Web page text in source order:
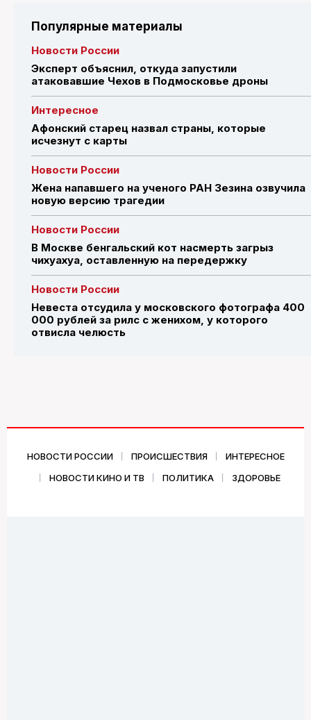
Популярные материалы
Новости России
Эксперт объяснил, откуда запустили
атаковавшие Чехов в Подмосковье дроны
Интересное
Афонский старец назвал страны, которые
исчезнут с карты
Новости России
Жена напавшего на ученого РАН Зезина озвучила
новую версию трагедии
Новости России
В Москве бенгальский кот насмерть загрыз
чихуахуа, оставленную на передержку
Новости России
Невеста отсудила у московского фотографа 400
000 рублей за рилс с женихом, у которого
отвисла челюсть
НОВОСТИ РОССИИ ПРОИСШЕСТВИЯ
ИНТЕРЕСНОЕ
НОВОСТИ КИНО И ТВ
ПОЛИТИКА ЗДОРОВЬЕ